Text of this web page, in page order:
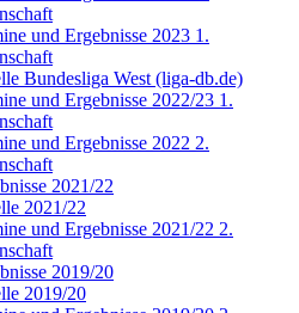
und Ergebnisse 2023 1.
Bundesliga West (liga-db.de)
und Ergebnisse 2022/23 1.
und Ergebnisse 2022 2.
2021/22
2021/22
und Ergebnisse 2021/22 2.
2019/20
2019/20